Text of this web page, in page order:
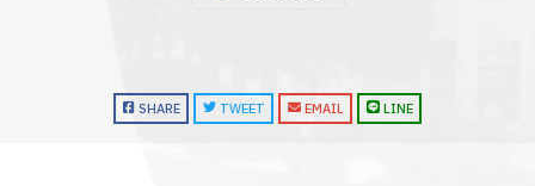
SHARE TWEET EMAIL LINE